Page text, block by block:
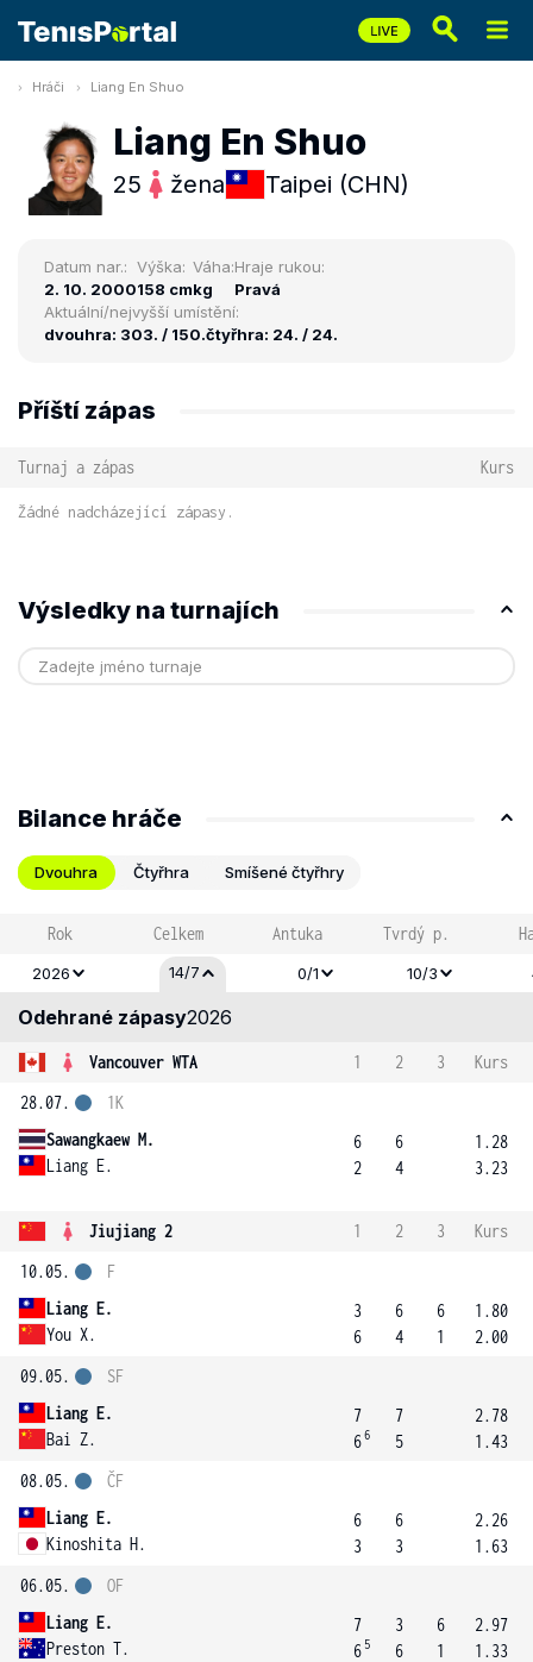
Hráči Liang En Shuo
Liang En Shuo
25 žena Taipei (CHN)
Datum nar.:
2. 10. 2000
Výška:
158 cm
Váha:
kg
Hraje rukou:
Pravá
Aktuální/nejvyšší umístění:
dvouhra: 303. / 150.čtyřhra: 24. / 24.
Příští zápas
Turnaj a zápas Kurs
Žádné nadcházející zápasy.
Výsledky na turnajích
Bilance hráče
Dvouhra Čtyřhra Smíšené čtyřhry
Rok Celkem Antuka Tvrdý p.
2026 14/7 0/1 10/3
Odehrané zápasy2026
Vancouver WTA 1 2 3
Kurs
28.07.
Sawangkaew M.
Liang E.
1K
6
2
6
4
1.28
3.23
Jiujiang 2 1 2 3
Kurs
10.05.
Liang E.
You X.
F
3
6
6
4
6
1
1.80
2.00
09.05.
Liang E.
Bai Z.
SF
7
66
7
5
2.78
1.43
08.05.
Liang E.
Kinoshita H.
ČF
6
3
6
3
2.26
1.63
06.05.
Liang E.
Preston T.
OF
7
6 5
3
6
6
1
2.97
1.33